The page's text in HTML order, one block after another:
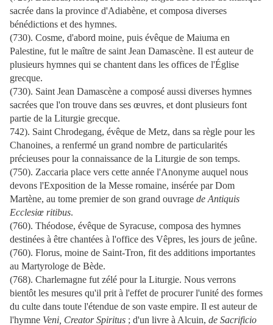
sacrée dans la province d'Adiabène, et composa diverses
bénédictions et des hymnes.
(730). Cosme, d'abord moine, puis évêque de Maiuma en
Palestine, fut le maître de saint Jean Damascène. Il est auteur de
plusieurs hymnes qui se chantent dans les offices de l'Église
grecque.
(730). Saint Jean Damascène a composé aussi diverses hymnes
sacrées que l'on trouve dans ses œuvres, et dont plusieurs font
partie de la Liturgie grecque.
742). Saint Chrodegang, évêque de Metz, dans sa règle pour les
Chanoines, a renfermé un grand nombre de particularités
précieuses pour la connaissance de la Liturgie de son temps.
(750). Zaccaria place vers cette année l'Anonyme auquel nous
devons l'Exposition de la Messe romaine, insérée par Dom
Martène, au tome premier de son grand ouvrage de Antiquis
Ecclesiœ ritibus.
(760). Théodose, évêque de Syracuse, composa des hymnes
destinées à être chantées à l'office des Vêpres, les jours de jeûne.
(760). Florus, moine de Saint-Tron, fit des additions importantes
au Martyrologe de Bède.
(768). Charlemagne fut zélé pour la Liturgie. Nous verrons
bientôt les mesures qu'il prit à l'effet de procurer l'unité des formes
du culte dans toute l'étendue de son vaste empire. Il est auteur de
l'hymne Veni, Creator Spiritus ; d'un livre à Alcuin, de Sacrificio